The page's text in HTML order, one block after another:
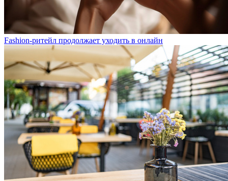
Fashion-ритейл продолжает уходить в онлайн